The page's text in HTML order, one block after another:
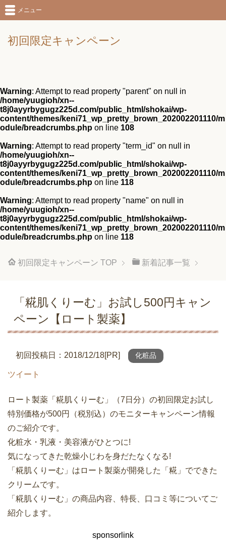
初回限定キャンペーン
メニュー
Warning: Attempt to read property "parent" on null in
/home/yuugioh/xn--
t8j0ayyrbygugz225d.com/public_html/shokai/wp-
content/themes/keni71_wp_pretty_brown_202002201110/m
odule/breadcrumbs.php on line 108
Warning: Attempt to read property "term_id" on null in
/home/yuugioh/xn--
t8j0ayyrbygugz225d.com/public_html/shokai/wp-
content/themes/keni71_wp_pretty_brown_202002201110/m
odule/breadcrumbs.php on line 118
Warning: Attempt to read property "name" on null in
/home/yuugioh/xn--
t8j0ayyrbygugz225d.com/public_html/shokai/wp-
content/themes/keni71_wp_pretty_brown_202002201110/m
odule/breadcrumbs.php on line 118
初回限定キャンペーン TOP 新着記事一覧
「糀肌くりーむ」お試し500円キャン
ペーン【ロート製薬】
初回投稿日：2018/12/18[PR] 化粧品
ツイート
ロート製薬「糀肌くりーむ」（7日分）の初回限定お試し
特別価格が500円（税別込）のモニターキャンペーン情報
のご紹介です。
化粧水・乳液・美容液がひとつに!
気になってきた乾燥小じわを身だたなくなる!
「糀肌くりーむ」はロート製薬が開発した「糀」でできた
クリームです。
「糀肌くりーむ」の商品内容、特長、口コミ等についてご
紹介します。
sponsorlink